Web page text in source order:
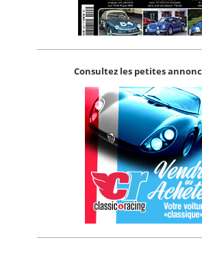
Consultez les petites